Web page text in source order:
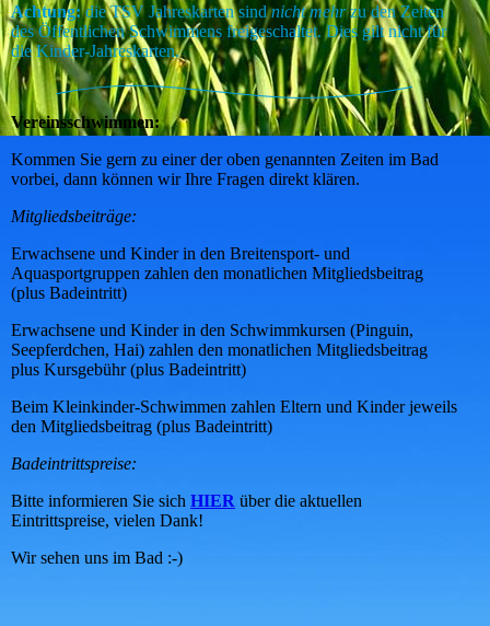
Achtung:die TSV Jahreskarten sindnicht mehrzu den Zeiten
des Öffentlichen Schwimmens freigeschaltet. Dies gilt nicht für
die Kinder-Jahreskarten.
Vereinsschwimmen:
Kommen Sie gern zu einer der oben genannten Zeiten im Bad
vorbei, dann können wir Ihre Fragen direkt klären.
Mitgliedsbeiträge:
Erwachsene und Kinder in den Breitensport- und
Aquasportgruppen zahlen den monatlichen Mitgliedsbeitrag
(plus Badeintritt)
Erwachsene und Kinder in den Schwimmkursen (Pinguin,
Seepferdchen, Hai) zahlen den monatlichen Mitgliedsbeitrag
plus Kursgebühr (plus Badeintritt)
Beim Kleinkinder-Schwimmen zahlen Eltern und Kinder jeweils
den Mitgliedsbeitrag (plus Badeintritt)
Badeintrittspreise:
Bitte informieren Sie sich HIER über die aktuellen
Eintrittspreise, vielen Dank!
Wir sehen uns im Bad :-)